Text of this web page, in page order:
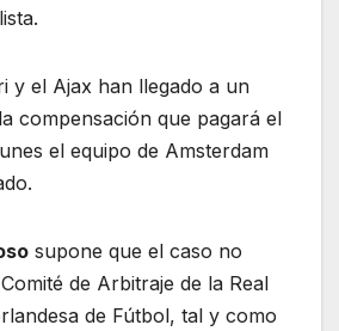
y el Ajax han llegado a un
compensación que pagará el
el equipo de Amsterdam
supone que el caso no
de Arbitraje de la Real
de Fútbol, tal y como